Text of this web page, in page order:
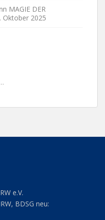
MAGIE DER
Oktober 2025
e.V.
BDSG neu: